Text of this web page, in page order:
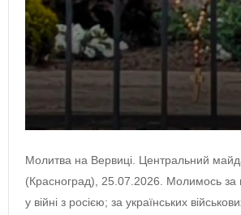
Молитва на Вервиці. Центральний
(Красноград), 25.07.2026. Молимось за
у війні з росією; за українських